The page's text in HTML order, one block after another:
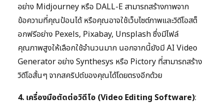
อย่าง Midjourney หรือ DALL-E สามารถสร้างภาพจาก
ข้อความที่คุณป้อนได้ หรือคุณอาจใช้เว็บไซต์ภาพและวิดีโอสต็
อกฟรีอย่าง Pexels, Pixabay, Unsplash ซึ่งมีไฟล์
คุณภาพสูงให้เลือกใช้จำนวนมาก นอกจากนี้ยังมี AI Video
Generator อย่าง Synthesys หรือ Pictory ที่สามารถสร้าง
วิดีโอสั้นๆ จากสคริปต์ของคุณได้โดยตรงอีกด้วย
4. เครื่องมือตัดต่อวิดีโอ (Video Editing Software):